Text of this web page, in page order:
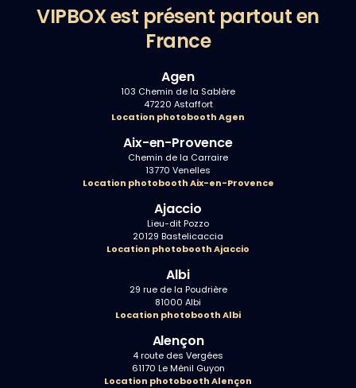
VIPBOX est présent partout en
France
Agen
103 Chemin de la Sablère
47220 Astaffort
Location photobooth Agen
Aix-en-Provence
Chemin de la Carraire
13770 Venelles
Location photobooth Aix-en-Provence
Ajaccio
Lieu-dit Pozzo
20129 Bastelicaccia
Location photobooth Ajaccio
Albi
29 rue de la Poudrière
81000 Albi
Location photobooth Albi
Alençon
4 route des Vergées
61170 Le Ménil Guyon
Location photobooth Alençon